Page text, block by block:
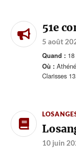
51e
5 août
Quand :
Où :
Clarisses
10 juin